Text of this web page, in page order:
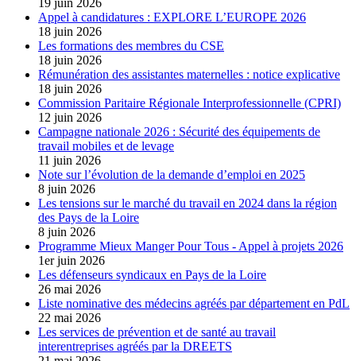
19 juin 2026
Appel à candidatures : EXPLORE L’EUROPE 2026
18 juin 2026
Les formations des membres du CSE
18 juin 2026
Rémunération des assistantes maternelles : notice explicative
18 juin 2026
Commission Paritaire Régionale Interprofessionnelle (CPRI)
12 juin 2026
Campagne nationale 2026 : Sécurité des équipements de
travail mobiles et de levage
11 juin 2026
Note sur l’évolution de la demande d’emploi en 2025
8 juin 2026
Les tensions sur le marché du travail en 2024 dans la région
des Pays de la Loire
8 juin 2026
Programme Mieux Manger Pour Tous - Appel à projets 2026
1er juin 2026
Les défenseurs syndicaux en Pays de la Loire
26 mai 2026
Liste nominative des médecins agréés par département en PdL
22 mai 2026
Les services de prévention et de santé au travail
interentreprises agréés par la DREETS